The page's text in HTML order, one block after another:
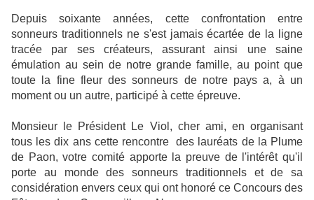
Depuis soixante années, cette confrontation entre
sonneurs traditionnels ne s'est jamais écartée de la ligne
tracée par ses créateurs, assurant ainsi une saine
émulation au sein de notre grande famille, au point que
toute la fine fleur des sonneurs de notre pays a, à un
moment ou un autre, participé à cette épreuve.
Monsieur le Président Le Viol, cher ami, en organisant
tous les dix ans cette rencontre des lauréats de la Plume
de Paon, votre comité apporte la preuve de l'intérêt qu'il
porte au monde des sonneurs traditionnels et de sa
considération envers ceux qui ont honoré ce Concours des